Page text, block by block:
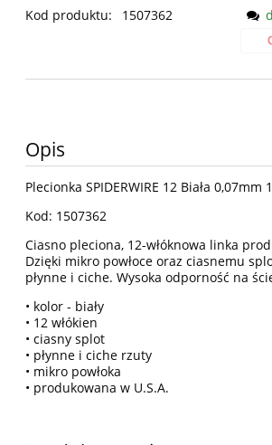
Kod produktu:
1507362
Opis
Plecionka SPIDERWIRE 12 Biała 0,07mm
Kod: 1507362
Ciasno pleciona, 12-włóknowa linka
Dzięki mikro powłoce oraz ciasnemu
płynne i ciche. Wysoka odporność na
• kolor - biały
• 12 włókien
• ciasny splot
• płynne i ciche rzuty
• mikro powłoka
• produkowana w U.S.A.